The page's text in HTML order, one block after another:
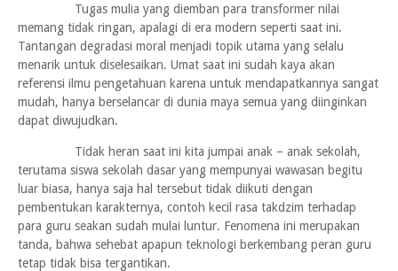
Tugas mulia yang diemban para transformer nilai
memang tidak ringan, apalagi di era modern seperti saat ini.
Tantangan degradasi moral menjadi topik utama yang selalu
menarik untuk diselesaikan. Umat saat ini sudah kaya akan
referensi ilmu pengetahuan karena untuk mendapatkannya sangat
mudah, hanya berselancar di dunia maya semua yang diinginkan
dapat diwujudkan.
Tidak heran saat ini kita jumpai anak – anak sekolah,
terutama siswa sekolah dasar yang mempunyai wawasan begitu
luar biasa, hanya saja hal tersebut tidak diikuti dengan
pembentukan karakternya, contoh kecil rasa takdzim terhadap
para guru seakan sudah mulai luntur. Fenomena ini merupakan
tanda, bahwa sehebat apapun teknologi berkembang peran guru
tetap tidak bisa tergantikan.